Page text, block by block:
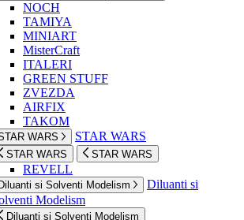
NOCH
TAMIYA
MINIART
MisterCraft
ITALERI
GREEN STUFF
ZVEZDA
AIRFIX
TAKOM
WARS STAR WARS
STAR WARS STAR WARS
REVELL
Diluanti si Solventi Modelism
Diluanti si
Modelism
Diluanti si Solventi Modelism